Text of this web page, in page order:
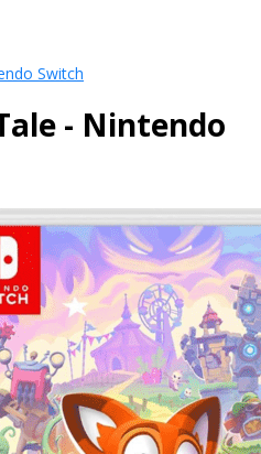
Switch
- Nintendo